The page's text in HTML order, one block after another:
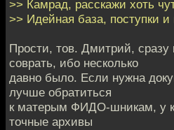
>> Камрад, расскажи хоть
>> Идейная база, поступки и
Прости, тов. Дмитрий, сразу
соврать, ибо несколько
давно было. Если нужна
лучше обратиться
к матерым ФИДО-шникам, у
точные архивы